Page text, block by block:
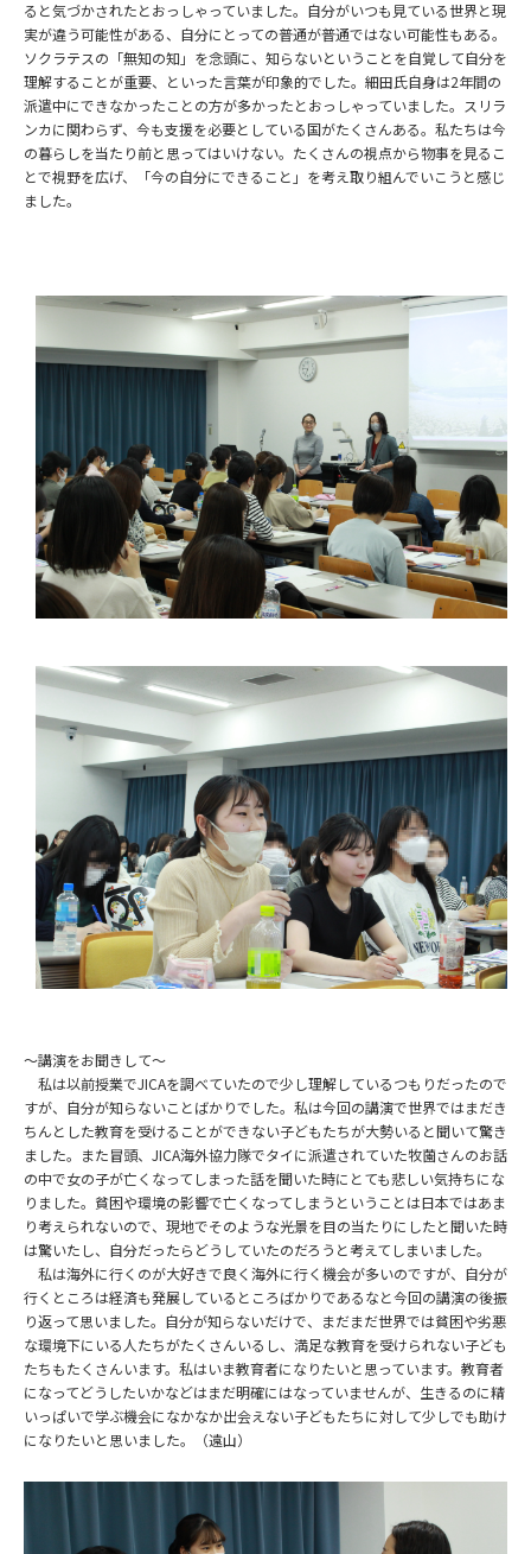
ると気づかされたとおっしゃっていました。自分がいつも見ている世界と現
実が違う可能性がある、自分にとっての普通が普通ではない可能性もある。
ソクラテスの「無知の知」を念頭に、知らないということを自覚して自分を
理解することが重要、といった言葉が印象的でした。細田氏自身は2年間の
派遣中にできなかったことの方が多かったとおっしゃっていました。スリラ
ンカに関わらず、今も支援を必要としている国がたくさんある。私たちは今
の暮らしを当たり前と思ってはいけない。たくさんの視点から物事を見るこ
とで視野を広げ、「今の自分にできること」を考え取り組んでいこうと感じ
ました。
～講演をお聞きして～
私は以前授業でJICAを調べていたので少し理解しているつもりだったので
すが、自分が知らないことばかりでした。私は今回の講演で世界ではまだき
ちんとした教育を受けることができない子どもたちが大勢いると聞いて驚き
ました。また冒頭、JICA海外協力隊でタイに派遣されていた牧薗さんのお話
の中で女の子が亡くなってしまった話を聞いた時にとても悲しい気持ちにな
りました。貧困や環境の影響で亡くなってしまうということは日本ではあま
り考えられないので、現地でそのような光景を目の当たりにしたと聞いた時
は驚いたし、自分だったらどうしていたのだろうと考えてしまいました。
私は海外に行くのが大好きで良く海外に行く機会が多いのですが、自分が
行くところは経済も発展しているところばかりであるなと今回の講演の後振
り返って思いました。自分が知らないだけで、まだまだ世界では貧困や劣悪
な環境下にいる人たちがたくさんいるし、満足な教育を受けられない子ども
たちもたくさんいます。私はいま教育者になりたいと思っています。教育者
になってどうしたいかなどはまだ明確にはなっていませんが、生きるのに精
いっぱいで学ぶ機会になかなか出会えない子どもたちに対して少しでも助け
になりたいと思いました。（遠山）